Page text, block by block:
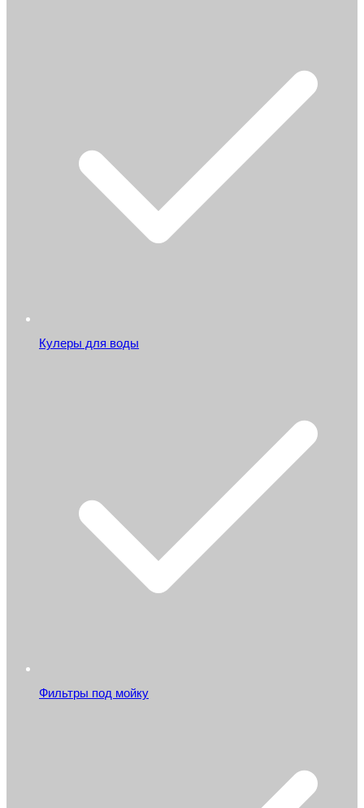
Кулеры для воды
Фильтры под мойку